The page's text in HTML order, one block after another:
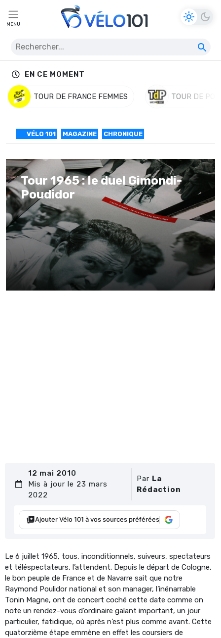
MENU
EN CE MOMENT
TOUR DE FRANCE FEMMES TOUR DE
VÉLO 101 MAGAZINE CHRONIQUE
Tour 1965 : le duel Gimondi-
Poudidor
12 mai 2010
Mis à jour le 23 mars
2022
Par La
Rédaction
Ajouter Vélo 101 à vos sources préférées
Le 6 juillet 1965, tous, inconditionnels, suiveurs, spectateurs
et téléspectateurs, l’attendent. Depuis le départ de Cologne,
le bon peuple de France et de Navarre sait que notre
Raymond Poulidor national et son manager, l’inénarrable
Tonin Magne, ont de concert coché cette date comme on
note un rendez-vous d’ordinaire galant important, un jour
particulier, fatidique, où après n’est plus comme avant. Cette
quatorzième étape emmène en effet les coursiers de